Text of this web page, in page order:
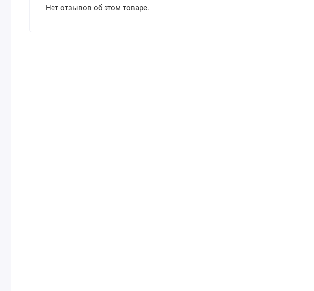
Нет отзывов об этом товаре.